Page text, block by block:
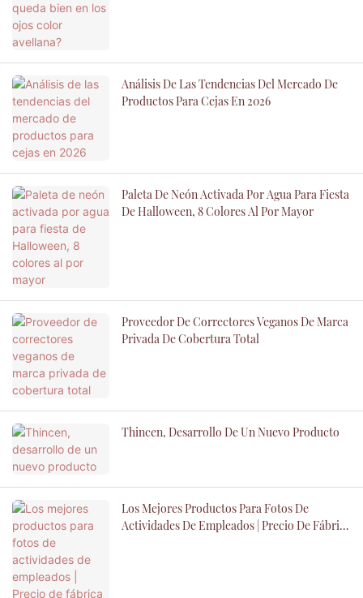
Análisis De Las Tendencias Del Mercado De
Productos Para Cejas En 2026
Paleta De Neón Activada Por Agua Para Fiesta
De Halloween, 8 Colores Al Por Mayor
Proveedor De Correctores Veganos De Marca
Privada De Cobertura Total
Thincen, Desarrollo De Un Nuevo Producto
Los Mejores Productos Para Fotos De
Actividades De Empleados | Precio De Fábrica